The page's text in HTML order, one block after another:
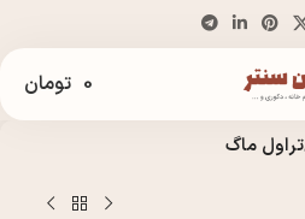
0 تومان
تراول ماگ